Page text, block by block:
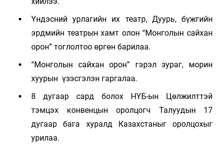
Үндэсний урлагийн их театр, Дуурь, бүжгийн
эрдмийн театрын хамт олон “Монголын сайхан
орон” тоглолтоо өргөн барилаа.
“Монголын сайхан орон” гэрэл зураг, морин
хуурын үзэсгэлэн гаргалаа.
8 дугаар сард болох НҮБ-ын Цөлжилттэй
тэмцэх конвенцын оролцогч Талуудын 17
дугаар бага хуралд Казахстаныг оролцохыг
урилаа.